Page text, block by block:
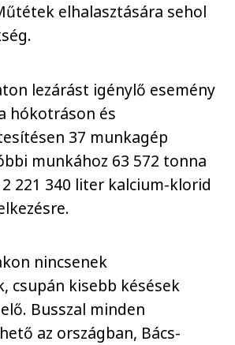
elhalasztására sehol
lezárást igénylő esemény
hókotráson és
37 munkagép
munkához 63 572 tonna
221 340 liter kalcium-klorid
nincsenek
csupán kisebb késések
Busszal minden
az országban, Bács-